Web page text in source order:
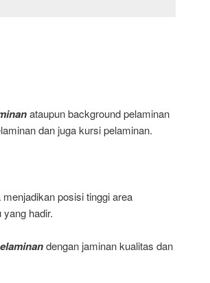
ataupun background pelaminan
dan juga kursi pelaminan.
posisi tinggi area
hadir.
dengan jaminan kualitas dan